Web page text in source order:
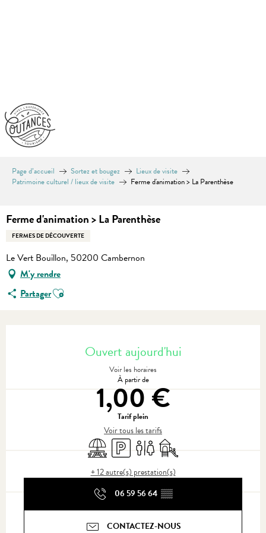
Page d’accueil Sortez et bougez
Lieux de visite
Patrimoine culturel / lieux de visite
Ferme d'animation > La Parenthèse
Ferme d'animation > La Parenthèse
FERMES DE DÉCOUVERTE
Le Vert Bouillon, 50200 Cambernon
M'y rendre
PartagerAjouter aux favoris
Ouvert aujourd'hui
Voir les horaires
À partir de
1,00 €
Tarif plein
Voir tous les tarifs
Aire de pique nique
ParkingToilettesJeux pour enfants / Espace
+ 12 autre(s) prestation(s)
06 59 56 64 ▒▒
CONTACTEZ-NOUS